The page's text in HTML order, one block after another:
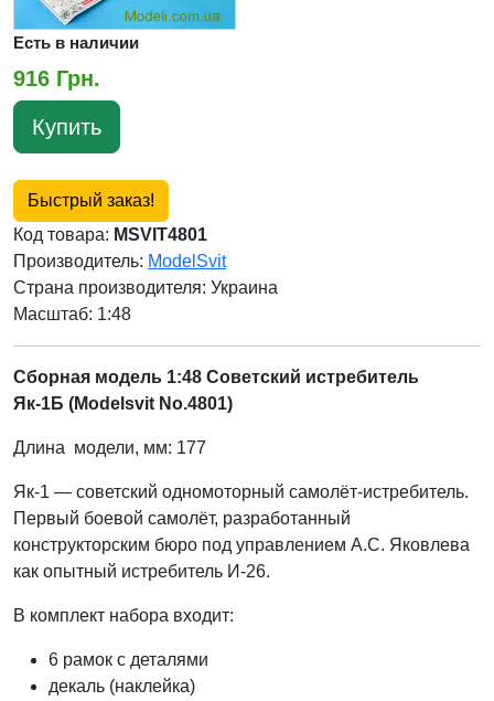
Есть в наличии
916 Грн.
Купить
Быстрый заказ!
Код товара: MSVIT4801
Производитель: ModelSvit
Страна производителя: Украина
Масштаб: 1:48
Сборная модель 1:48 Советский истребитель
Як-1Б (Modelsvit No.4801)
Длина модели, мм: 177
Як-1 — советский одномоторный самолёт-истребитель.
Первый боевой самолёт, разработанный
конструкторским бюро под управлением А.С. Яковлева
как опытный истребитель И-26.
В комплект набора входит:
6 рамок с деталями
декаль (наклейка)